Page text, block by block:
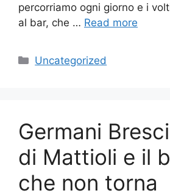
percorriamo ogni giorno e i
al bar, che … Read more
Categories
Uncategorized
Germani
di Mattioli e il
che non torna